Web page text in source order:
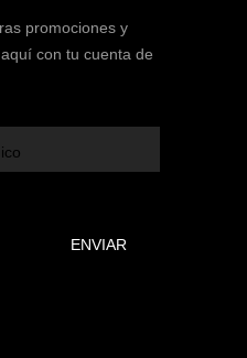
promociones y
con tu cuenta de